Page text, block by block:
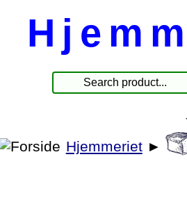
Hjemmeriet ►